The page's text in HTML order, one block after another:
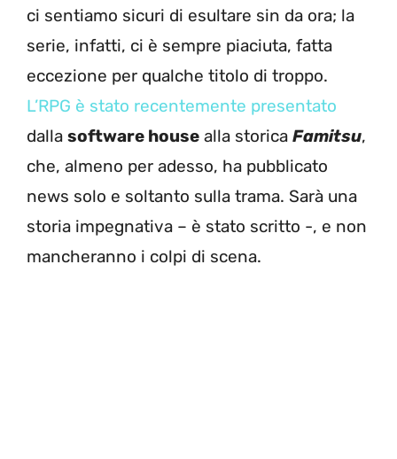
ci sentiamo sicuri di esultare sin da ora; la
serie, infatti, ci è sempre piaciuta, fatta
eccezione per qualche titolo di troppo.
L’RPG è stato recentemente presentato
dalla software house alla storica Famitsu,
che, almeno per adesso, ha pubblicato
news solo e soltanto sulla trama. Sarà una
storia impegnativa – è stato scritto -, e non
mancheranno i colpi di scena.